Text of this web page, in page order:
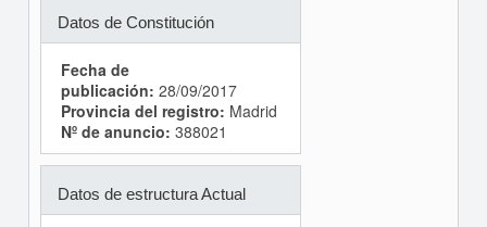
Datos de Constitución
Fecha de
publicación: 28/09/2017
Provincia del registro: Madrid
Nº de anuncio: 388021
Datos de estructura Actual